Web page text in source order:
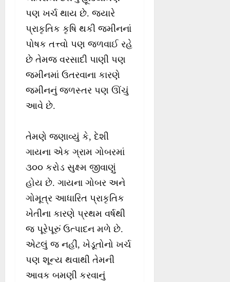
પણ ખર્ચ થાય છે. જ્યારે
પ્રાકૃતિક કૃષિ થકી જમીનનાં
પોષક તત્ત્વો પણ જળવાઈ રહે
છે તેમજ વરસાદી પાણી પણ
જમીનમાં ઉતરવાના કારણે
જમીનનું જળસ્તર પણ ઊંચું
આવે છે.
તેમણે જણાવ્યું કે, દેશી
ગાયના એક ગ્રામ ગોબરમાં
૩૦૦ કરોડ સુક્ષ્મ જીવાણું
હોય છે. ગાયના ગોબર અને
ગોમૂત્ર આધારિત પ્રાકૃતિક
ખેતીના કારણે પ્રથમ વર્ષથી
જ પૂરેપૂરું ઉત્પાદન મળે છે.
એટલું જ નહીં, ખેડૂતોનો ખર્ચ
પણ શૂન્ય થવાથી તેમની
આવક બમણી કરવાનું